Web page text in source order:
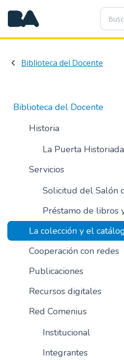
P
a
s
a
n
p
r
i
n
c
i
Biblioteca del Docente
Biblioteca del Docente
Historia
La Puerta Historiada
Servicios
Solicitud del Salón
Préstamo de libros
La colección y el
Cooperación con redes
Publicaciones
Recursos digitales
Red Comenius
Institucional
Integrantes